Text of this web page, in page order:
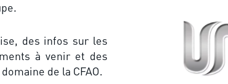
des infos sur les
à venir et des
de la CFAO.